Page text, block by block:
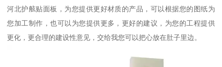
河北护舷贴面板，为您提供更好材质的产品，可以根据您的图纸为
您加工制作，也可以为您提供更多，更好的建议，为您的工程提供
更化，更合理的建设性意见，交给我您可以把心放在肚子里边。